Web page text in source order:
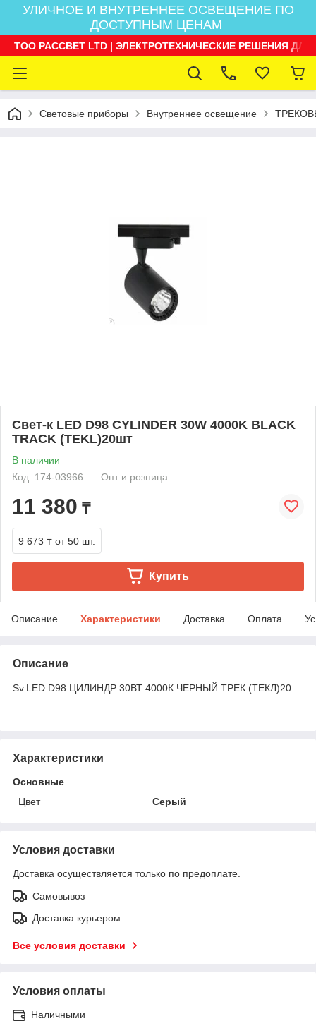
УЛИЧНОЕ И ВНУТРЕННЕЕ ОСВЕЩЕНИЕ ПО
ДОСТУПНЫМ ЦЕНАМ
ТОО РАССВЕТ LTD | ЭЛЕКТРОТЕХНИЧЕСКИЕ РЕШЕНИЯ
Световые приборы Внутреннее освещение
Свет-к LED D98 CYLINDER 30W 4000K BLACK
TRACK (TEKL)20шт
В наличии
Код: 174-03966
Опт и розница
11 380 ₸
9 673 ₸ от 50 шт.
Купить
Описание Характеристики Доставка Оплата
Описание
Sv.LED D98 ЦИЛИНДР 30ВТ 4000К ЧЕРНЫЙ ТРЕК (ТЕКЛ)20
Характеристики
Основные
Цвет
Серый
Условия доставки
Доставка осуществляется только по предоплате.
Самовывоз
Доставка курьером
Все условия доставки
Условия оплаты
Наличными